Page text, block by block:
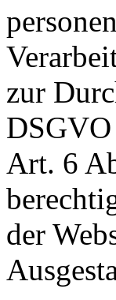
zur
Art. 6
der